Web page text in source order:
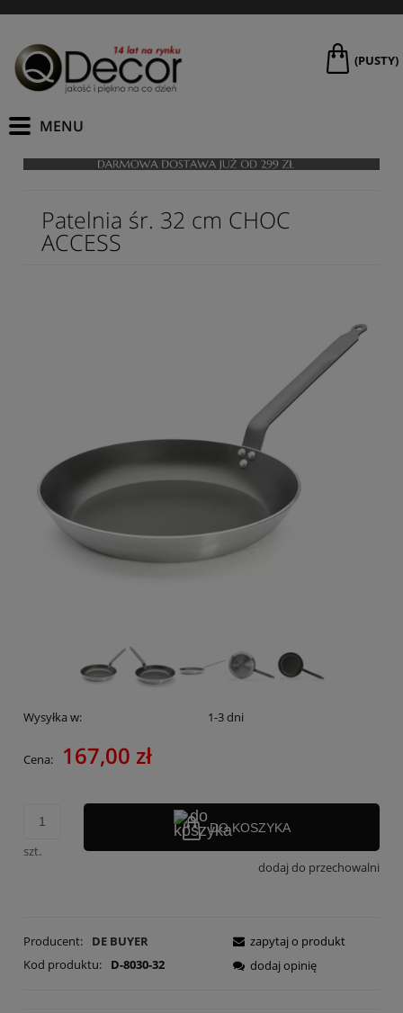
(PUSTY)
Patelnia śr. 32 cm CHOC
ACCESS
Wysyłka w: 1-3 dni
Cena: 167,00 zł
szt.
DO KOSZYKA
dodaj do przechowalni
Producent:
DE BUYER
Kod produktu:
D-8030-32
zapytaj o produkt
dodaj opinię